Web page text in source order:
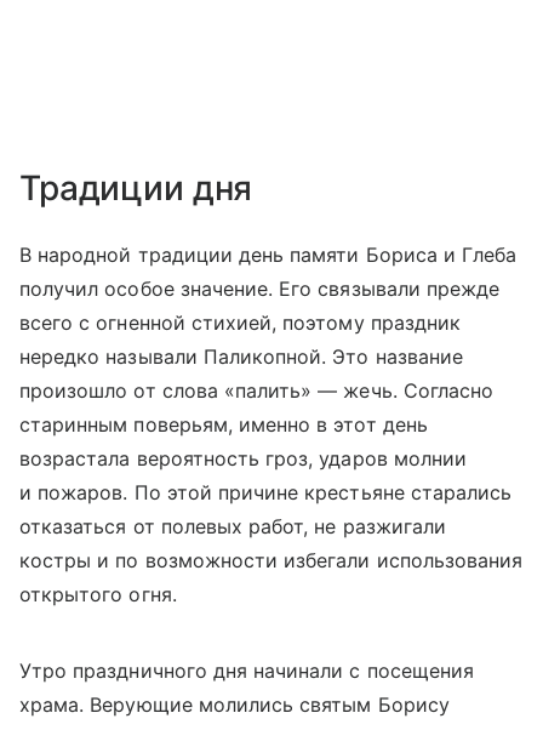
Традиции дня
В народной традиции день памяти Бориса и Глеба
получил особое значение. Его связывали прежде
всего с огненной стихией, поэтому праздник
нередко называли Паликопной. Это название
произошло от слова «палить» — жечь. Согласно
старинным поверьям, именно в этот день
возрастала вероятность гроз, ударов молнии
и пожаров. По этой причине крестьяне старались
отказаться от полевых работ, не разжигали
костры и по возможности избегали использования
открытого огня.
Утро праздничного дня начинали с посещения
храма. Верующие молились святым Борису